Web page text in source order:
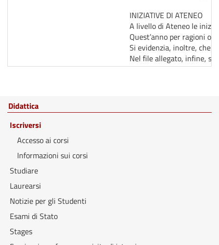
INIZIATIVE DI ATENEO
A livello di Ateneo le
Quest’anno per ragioni
Si evidenzia, inoltre, che
Nel file allegato, infine,
Didattica
Iscriversi
Accesso ai corsi
Informazioni sui corsi
Studiare
Laurearsi
Notizie per gli Studenti
Esami di Stato
Stages